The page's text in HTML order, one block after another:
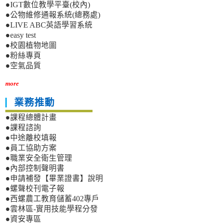
●IGT數位教學平臺(校內)
●公物維修通報系統(總務處)
●LIVE ABC英語學習系統
●easy test
●校園植物地圖
●粉絲專頁
●空氣品質
more
業務推動
●課程總體計畫
●課程諮詢
●中途離校填報
●員工協助方案
●職業安全衛生管理
●內部控制聲明書
●申請補發【畢業證書】說明
●螺聲校刊電子報
●西螺農工教育儲蓄402專戶
●雲林區-實用技能學程分發
●資安專區